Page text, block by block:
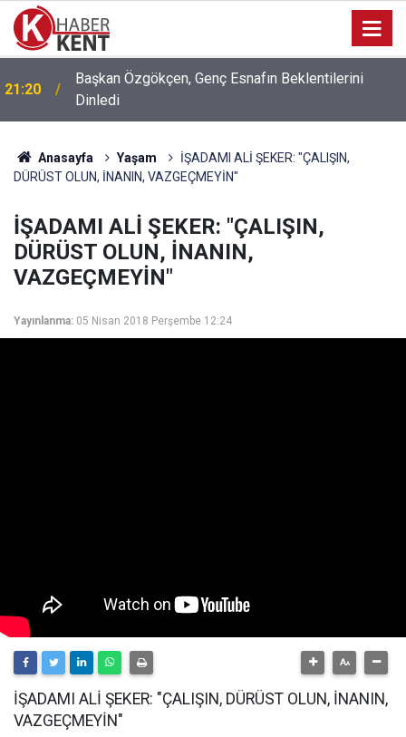
11:44
Konya’da Basın Mensuplarına Yönelik İHA-1 Eğitimi
Tamamlandı
Anasayfa Yaşam
İŞADAMI ALİ ŞEKER: "ÇALIŞIN,
DÜRÜST OLUN, İNANIN, VAZGEÇMEYİN"
İŞADAMI ALİ ŞEKER: "ÇALIŞIN,
DÜRÜST OLUN, İNANIN,
VAZGEÇMEYİN"
Yayınlanma: 05 Nisan 2018 Perşembe 12:24
İŞADAMI ALİ ŞEKER: "ÇALIŞIN, DÜRÜST OLUN, İNANIN,
VAZGEÇMEYİN"